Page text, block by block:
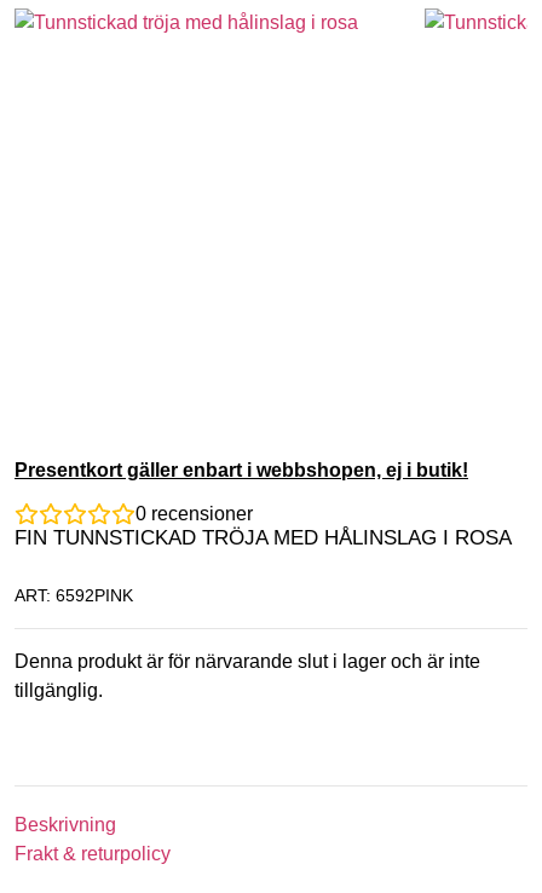
Presentkort gäller enbart i webbshopen, ej i butik!
0 recensioner
FIN TUNNSTICKAD TRÖJA MED HÅLINSLAG I ROSA
ART: 6592PINK
Denna produkt är för närvarande slut i lager och är inte
tillgänglig.
Beskrivning
Frakt & returpolicy